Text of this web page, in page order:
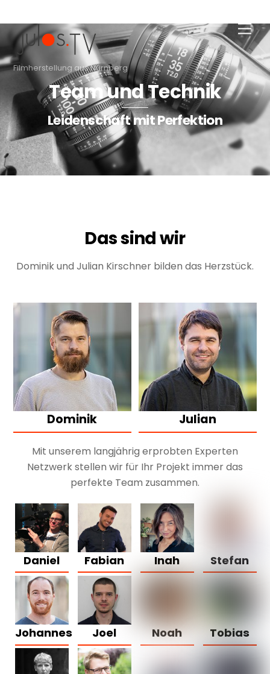
to
content
Filmherstellung aus Nürnberg
Team und Technik
Leidenschaft mit Perfektion
Das sind wir
Dominik und Julian Kirschner bilden das Herzstück.
Dominik Julian
Mit unserem langjährig erprobten Experten
Netzwerk stellen wir für Ihr Projekt immer das
perfekte Team zusammen.
Daniel
Johannes
Fabian
Joel
Inah
Noah
Stefan
Tobias